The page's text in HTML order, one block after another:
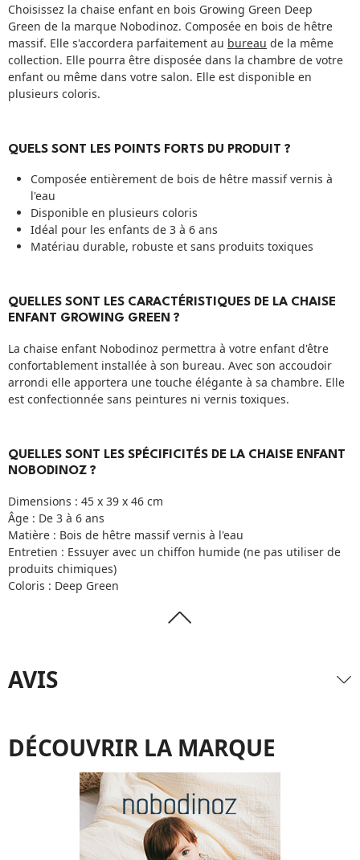
Choisissez la chaise enfant en bois Growing Green Deep
Green de la marque Nobodinoz. Composée en bois de hêtre
massif. Elle s'accordera parfaitement au bureau de la même
collection. Elle pourra être disposée dans la chambre de votre
enfant ou même dans votre salon. Elle est disponible en
plusieurs coloris.
QUELS SONT LES POINTS FORTS DU PRODUIT ?
Composée entièrement de bois de hêtre massif vernis à
l'eau
Disponible en plusieurs coloris
Idéal pour les enfants de 3 à 6 ans
Matériau durable, robuste et sans produits toxiques
QUELLES SONT LES CARACTÉRISTIQUES DE LA CHAISE
ENFANT GROWING GREEN ?
La chaise enfant Nobodinoz permettra à votre enfant d'être
confortablement installée à son bureau. Avec son accoudoir
arrondi elle apportera une touche élégante à sa chambre. Elle
est confectionnée sans peintures ni vernis toxiques.
QUELLES SONT LES SPÉCIFICITÉS DE LA CHAISE ENFANT
NOBODINOZ ?
Dimensions : 45 x 39 x 46 cm
Âge : De 3 à 6 ans
Matière : Bois de hêtre massif vernis à l'eau
Entretien : Essuyer avec un chiffon humide (ne pas utiliser de
produits chimiques)
Coloris : Deep Green
AVIS
DÉCOUVRIR LA MARQUE